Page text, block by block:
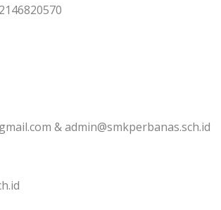
& admin@smkperbanas.sch.id